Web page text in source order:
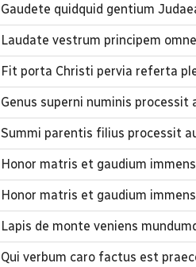
Gaudete quidquid gentium
Laudate vestrum principem
Fit porta Christi pervia referta
Genus superni numinis
Summi parentis filius processit
Honor matris et gaudium
Honor matris et gaudium
Lapis de monte veniens
Qui verbum caro factus est